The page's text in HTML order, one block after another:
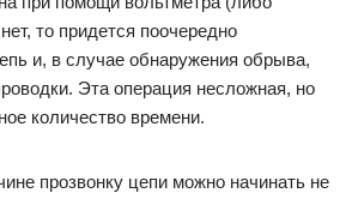
то придется поочередно
и, в случае обнаружения обрыва,
Эта операция несложная, но
количество времени.
прозвонку цепи можно начинать не